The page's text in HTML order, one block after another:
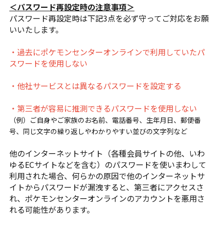
＜パスワード再設定時の注意事項＞
パスワード再設定時は下記3点を必ず守ってご対応をお願
いいたします。
・過去にポケモンセンターオンラインで利用していたパ
スワードを使用しない
・他社サービスとは異なるパスワードを設定する
・第三者が容易に推測できるパスワードを使用しない
（例）ご自身やご家族のお名前、電話番号、生年月日、郵便番
号、同じ文字の繰り返しやわかりやすい並びの文字列など
他のインターネットサイト（各種会員サイトの他、いわ
ゆるECサイトなどを含む）のパスワードを使いまわして
利用された場合、何らかの原因で他のインターネットサ
イトからパスワードが漏洩すると、第三者にアクセスさ
れ、ポケモンセンターオンラインのアカウントを悪用さ
れる可能性があります。